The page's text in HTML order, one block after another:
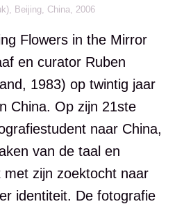
Beijing, China, 2006
Flowers in the Mirror
en curator Ruben
1983) op twintig jaar
China. Op zijn 21ste
naar China,
van de taal en
zijn zoektocht naar
identiteit. De fotografie